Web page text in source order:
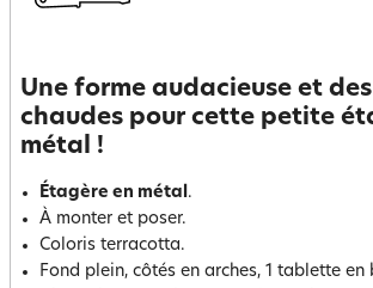
Une forme audacieuse et
chaudes pour cette petite
métal !
Étagère en métal.
À monter et poser.
Coloris terracotta.
Fond plein, côtés en arches, 1 tablette en